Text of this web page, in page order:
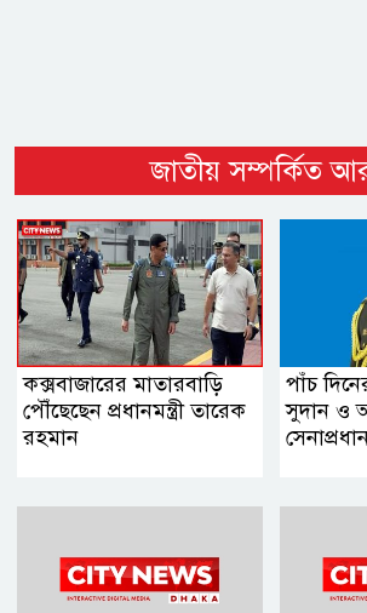
জাতীয় সম্পর্কিত
কক্সবাজারের মাতারবাড়ি
পৌঁছেছেন প্রধানমন্ত্রী তারেক
রহমান
পাঁচ
সুদান ও